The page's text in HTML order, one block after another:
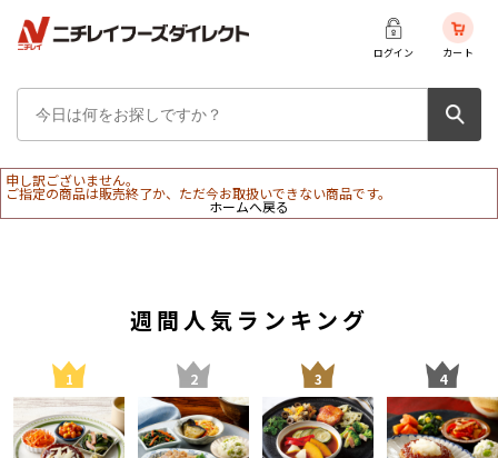
ログイン カート
申し訳ございません。
ご指定の商品は販売終了か、ただ今お取扱いできない商品です。
ホームへ戻る
週間人気ランキング
1 2 3 4